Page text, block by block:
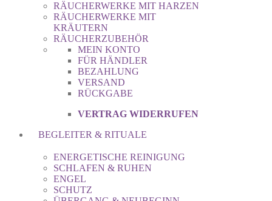
RÄUCHERWERKE MIT HARZEN
RÄUCHERWERKE MIT
KRÄUTERN
RÄUCHERZUBEHÖR
MEIN KONTO
FÜR HÄNDLER
BEZAHLUNG
VERSAND
RÜCKGABE
VERTRAG WIDERRUFEN
BEGLEITER & RITUALE
ENERGETISCHE REINIGUNG
SCHLAFEN & RUHEN
ENGEL
SCHUTZ